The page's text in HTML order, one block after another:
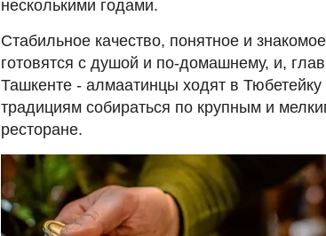
несколькими годами.
Стабильное качество, понятное и
готовятся с душой и по-домашнему, и,
Ташкенте - алмаатинцы ходят в
традициям собираться по крупным и
ресторане.